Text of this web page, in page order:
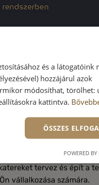
a
tervez és épít a
vállalkozása számára.
és a látogatóink
hozzájárul azok
módosíthat, törölhet:
kattintva.
ÖSSZES
POWERED